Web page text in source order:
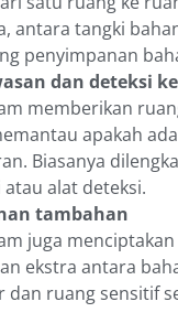
antara tangki
penyimpanan
dan deteksi
memberikan
apakah
Biasanya
atau alat deteksi.
tambahan
juga
ekstra antara
dan ruang sensitif